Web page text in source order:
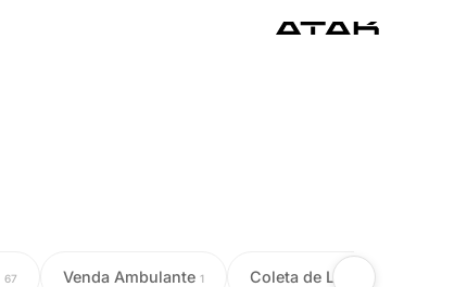
67 Venda Ambulante 1 Coleta de Leite